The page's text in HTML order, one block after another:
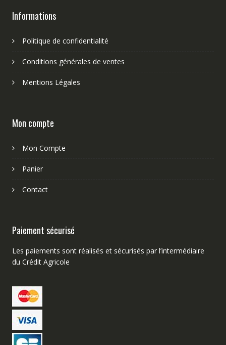
Informations
Politique de confidentialité
Conditions générales de ventes
Mentions Légales
Mon compte
Mon Compte
Panier
Contact
Paiement sécurisé
Les paiements sont réalisés et sécurisés par l’intermédiaire
du Crédit Agricole